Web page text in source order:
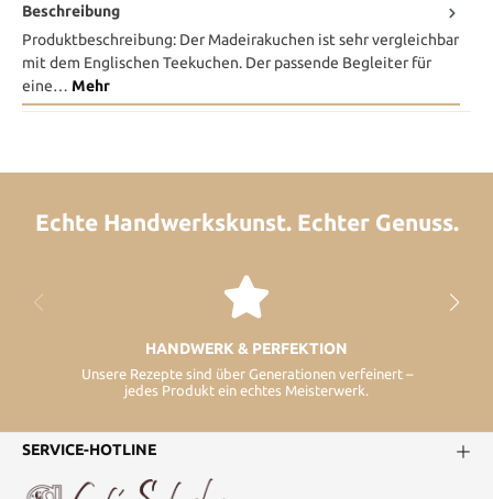
Beschreibung
Produktbeschreibung: Der Madeirakuchen ist sehr vergleichbar
mit dem Englischen Teekuchen. Der passende Begleiter für
eine… Mehr
Echte Handwerkskunst. Echter Genuss.
HANDWERK & PERFEKTION
Unsere Rezepte sind über Generationen verfeinert –
jedes Produkt ein echtes Meisterwerk.
SERVICE-HOTLINE